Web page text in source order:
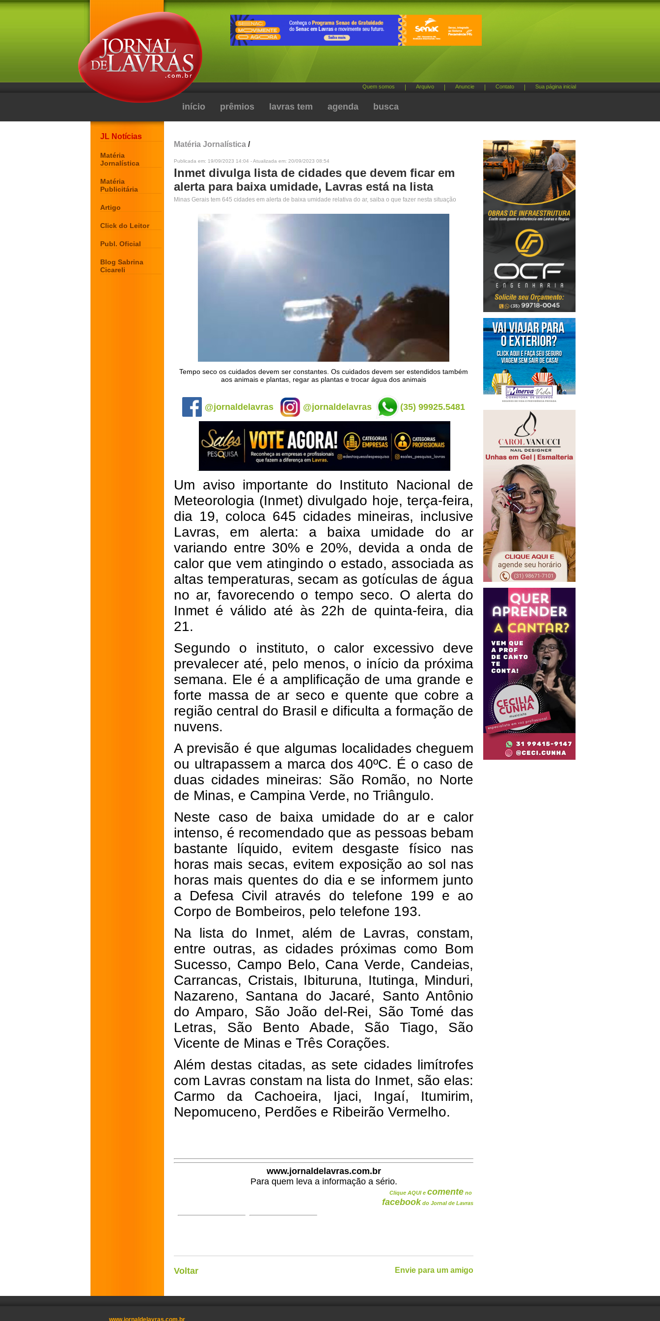
Quem somos Arquivo Anuncie Contato Sua página inicial
início prêmios lavras tem agenda busca
JL Notícias
Matéria
Jornalística
Matéria
Publicitária
Artigo
Click do Leitor
Publ. Oficial
Blog Sabrina
Cicareli
Matéria Jornalística /
Publicada em: 19/09/2023 14:04 - Atualizada em: 20/09/2023 08:54
Inmet divulga lista de cidades que devem ficar em
alerta para baixa umidade, Lavras está na lista
Minas Gerais tem 645 cidades em alerta de baixa umidade relativa do ar, saiba o que fazer nesta situação
Tempo seco os cuidados devem ser constantes. Os cuidados devem ser estendidos também
aos animais e plantas, regar as plantas e trocar água dos animais
@jornaldelavras @jornaldelavras (35) 99925.5481
Um aviso importante do Instituto Nacional de
Meteorologia (Inmet) divulgado hoje, terça-feira,
dia 19, coloca 645 cidades mineiras, inclusive
Lavras, em alerta: a baixa umidade do ar
variando entre 30% e 20%, devida a onda de
calor que vem atingindo o estado, associada as
altas temperaturas, secam as gotículas de água
no ar, favorecendo o tempo seco. O alerta do
Inmet é válido até às 22h de quinta-feira, dia
21.
Segundo o instituto, o calor excessivo deve
prevalecer até, pelo menos, o início da próxima
semana. Ele é a amplificação de uma grande e
forte massa de ar seco e quente que cobre a
região central do Brasil e dificulta a formação de
nuvens.
A previsão é que algumas localidades cheguem
ou ultrapassem a marca dos 40ºC. É o caso de
duas cidades mineiras: São Romão, no Norte
de Minas, e Campina Verde, no Triângulo.
Neste caso de baixa umidade do ar e calor
intenso, é recomendado que as pessoas bebam
bastante líquido, evitem desgaste físico nas
horas mais secas, evitem exposição ao sol nas
horas mais quentes do dia e se informem junto
a Defesa Civil através do telefone 199 e ao
Corpo de Bombeiros, pelo telefone 193.
Na lista do Inmet, além de Lavras, constam,
entre outras, as cidades próximas como Bom
Sucesso, Campo Belo, Cana Verde, Candeias,
Carrancas, Cristais, Ibituruna, Itutinga, Minduri,
Nazareno, Santana do Jacaré, Santo Antônio
do Amparo, São João del-Rei, São Tomé das
Letras, São Bento Abade, São Tiago, São
Vicente de Minas e Três Corações.
Além destas citadas, as sete cidades limítrofes
com Lavras constam na lista do Inmet, são elas:
Carmo da Cachoeira, Ijaci, Ingaí, Itumirim,
Nepomuceno, Perdões e Ribeirão Vermelho.
www.jornaldelavras.com.br
Para quem leva a informação a sério.
Clique AQUI e comente no
facebook do Jornal de Lavras
Voltar Envie para um amigo
www.jornaldelavras.com.br